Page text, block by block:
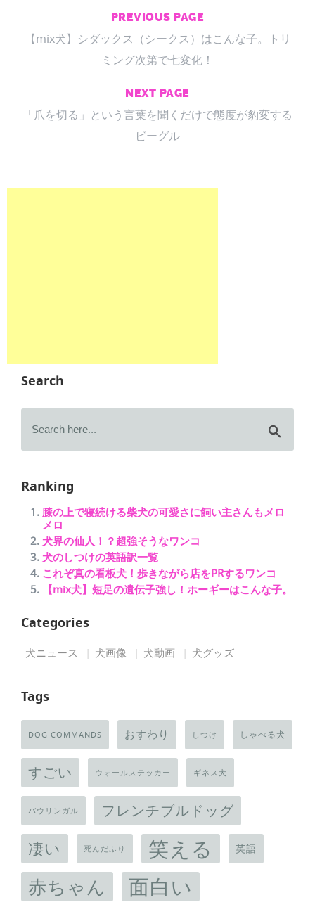
PREVIOUS PAGE
【mix犬】シダックス（シークス）はこんな子。トリ
ミング次第で七変化！
NEXT PAGE
「爪を切る」という言葉を聞くだけで態度が豹変する
ビーグル
Search
Ranking
膝の上で寝続ける柴犬の可愛さに飼い主さんもメロ
メロ
犬界の仙人！？超強そうなワンコ
犬のしつけの英語訳一覧
これぞ真の看板犬！歩きながら店をPRするワンコ
【mix犬】短足の遺伝子強し！ホーギーはこんな子。
Categories
犬ニュース 犬画像 犬動画 犬グッズ
Tags
DOG COMMANDS おすわり しつけ しゃべる犬
すごい ウォールステッカー ギネス犬
バウリンガル フレンチブルドッグ
凄い 死んだふり 笑える 英語
赤ちゃん 面白い